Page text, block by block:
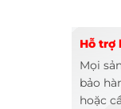
Hỗ trợ
Mọi
bảo
hoặc